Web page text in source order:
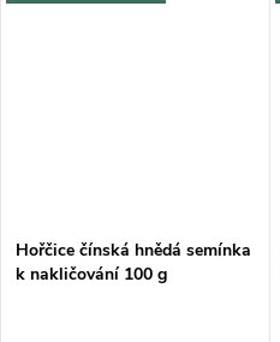
Hořčice čínská hnědá semínka
k nakličování 100 g